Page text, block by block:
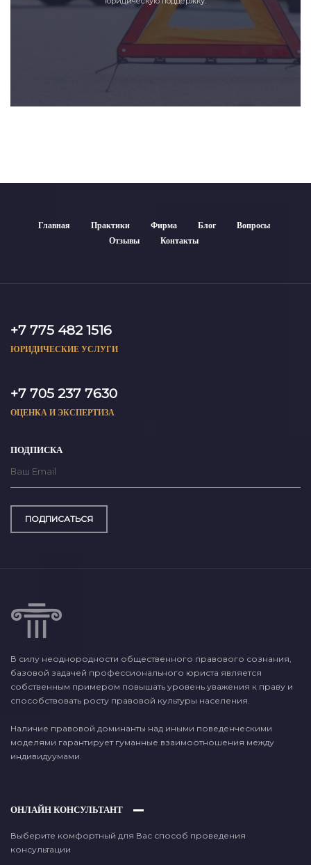
Главная Практики Фирма Блог
Вопросы
Отзывы
Контакты
+7 775 482 1516
ЮРИДИЧЕСКИЕ УСЛУГИ
+7 705 237 7630
ОЦЕНКА И ЭКСПЕРТИЗА
ПОДПИСКА
ПОДПИСАТЬСЯ
В силу неоднородности общественного правового сознания,
базовой задачей профессионального юриста является
собственным примером повышать уровень уважения к праву и
способствовать росту правовой культуры населения.
Наличие правовой доминанты над иными поведенческими
моделями гарантирует гуманные взаимоотношения между
индивидуумами.
ОНЛАЙН КОНСУЛЬТАНТ
Выберите комфортный для Вас способ проведения
консультации